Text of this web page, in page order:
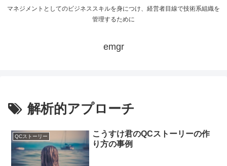
マネジメントとしてのビジネススキルを身につけ、経営者目線で技術系組織を
管理するために
emgr
解析的アプローチ
QCストーリー
こうすけ君のQCストーリーの作
り方の事例